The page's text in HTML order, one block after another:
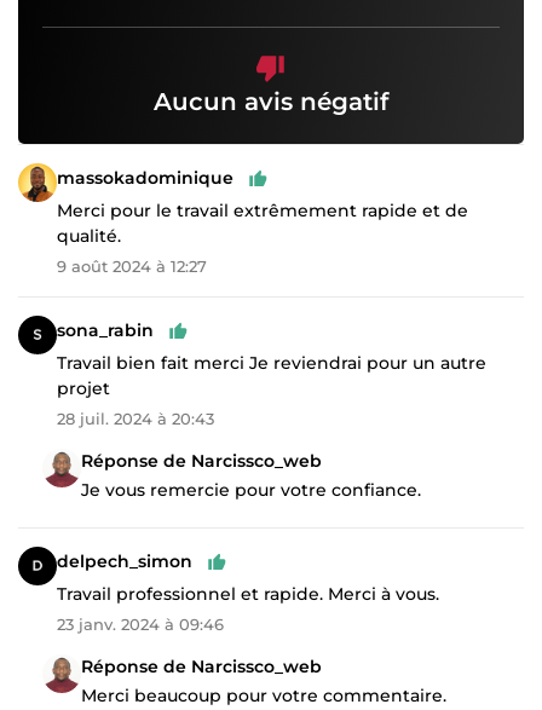
Aucun avis négatif
massokadominique
Merci pour le travail extrêmement rapide et de
qualité.
9 août 2024 à 12:27
sona_rabin
Travail bien fait merci Je reviendrai pour un autre
projet
28 juil. 2024 à 20:43
Réponse de Narcissco_web
Je vous remercie pour votre confiance.
delpech_simon
Travail professionnel et rapide. Merci à vous.
23 janv. 2024 à 09:46
Réponse de Narcissco_web
Merci beaucoup pour votre commentaire.